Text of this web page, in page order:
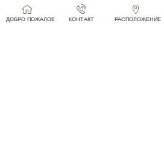
ДОБРО ПОЖАЛОВАТЬ В ОТЕЛЬ ПАРИЖ ПРАГА
КОНТАКТ РАСПОЛОЖЕНИЕ